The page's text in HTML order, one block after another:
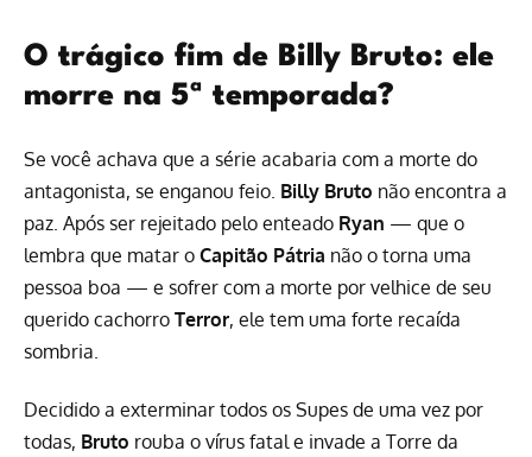
O trágico fim de Billy Bruto: ele
morre na 5ª temporada?
Se você achava que a série acabaria com a morte do
antagonista, se enganou feio. Billy Bruto não encontra a
paz. Após ser rejeitado pelo enteado Ryan — que o
lembra que matar o Capitão Pátria não o torna uma
pessoa boa — e sofrer com a morte por velhice de seu
querido cachorro Terror, ele tem uma forte recaída
sombria.
Decidido a exterminar todos os Supes de uma vez por
todas, Bruto rouba o vírus fatal e invade a Torre da